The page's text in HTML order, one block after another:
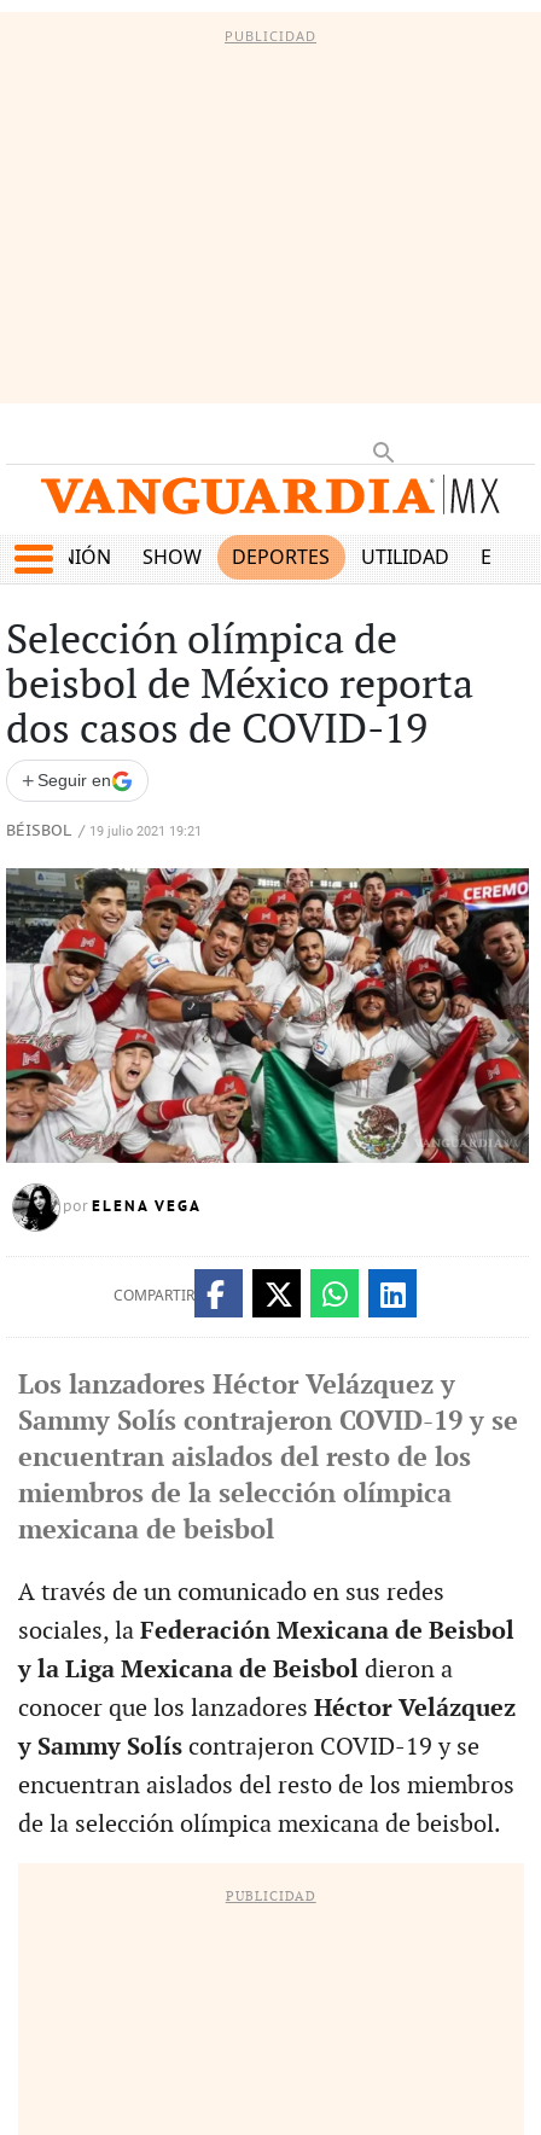
PUBLICIDAD
OPINIÓN SHOW DEPORTES UTILIDAD
Selección olímpica de
beisbol de México reporta
dos casos de COVID-19
+ Seguir en
BÉISBOL / 19 julio 2021 19:21
por ELENA VEGA
COMPARTIR
Los lanzadores Héctor Velázquez y
Sammy Solís contrajeron COVID-19 y se
encuentran aislados del resto de los
miembros de la selección olímpica
mexicana de beisbol
A través de un comunicado en sus redes
sociales, la Federación Mexicana de Beisbol
y la Liga Mexicana de Beisbol dieron a
conocer que los lanzadores Héctor Velázquez
y Sammy Solíscontrajeron COVID-19 y se
encuentran aislados del resto de los miembros
de la selección olímpica mexicana de beisbol.
PUBLICIDAD